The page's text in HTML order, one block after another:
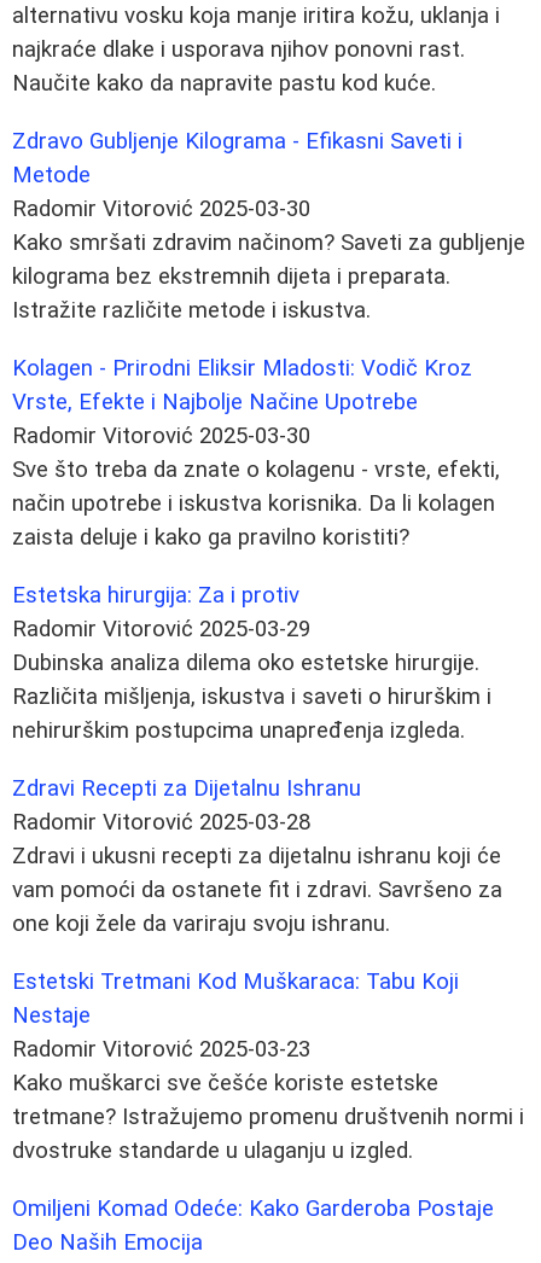
alternativu vosku koja manje iritira kožu, uklanja i
najkraće dlake i usporava njihov ponovni rast.
Naučite kako da napravite pastu kod kuće.
Zdravo Gubljenje Kilograma - Efikasni Saveti i
Metode
Radomir Vitorović 2025-03-30
Kako smršati zdravim načinom? Saveti za gubljenje
kilograma bez ekstremnih dijeta i preparata.
Istražite različite metode i iskustva.
Kolagen - Prirodni Eliksir Mladosti: Vodič Kroz
Vrste, Efekte i Najbolje Načine Upotrebe
Radomir Vitorović 2025-03-30
Sve što treba da znate o kolagenu - vrste, efekti,
način upotrebe i iskustva korisnika. Da li kolagen
zaista deluje i kako ga pravilno koristiti?
Estetska hirurgija: Za i protiv
Radomir Vitorović 2025-03-29
Dubinska analiza dilema oko estetske hirurgije.
Različita mišljenja, iskustva i saveti o hirurškim i
nehirurškim postupcima unapređenja izgleda.
Zdravi Recepti za Dijetalnu Ishranu
Radomir Vitorović 2025-03-28
Zdravi i ukusni recepti za dijetalnu ishranu koji će
vam pomoći da ostanete fit i zdravi. Savršeno za
one koji žele da variraju svoju ishranu.
Estetski Tretmani Kod Muškaraca: Tabu Koji
Nestaje
Radomir Vitorović 2025-03-23
Kako muškarci sve češće koriste estetske
tretmane? Istražujemo promenu društvenih normi i
dvostruke standarde u ulaganju u izgled.
Omiljeni Komad Odeće: Kako Garderoba Postaje
Deo Naših Emocija